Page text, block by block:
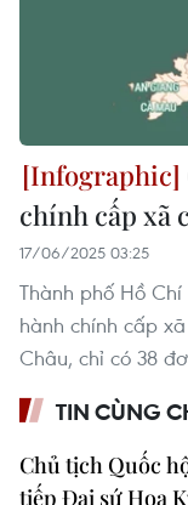
chính cấp xã
17/06/2025 03:25
Thành phố Hồ
hành chính cấp
Châu, chỉ có 38
TIN CÙNG
Chủ tịch Quốc
tiếp Đại sứ Hoa